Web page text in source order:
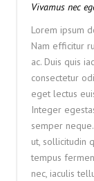
Vivamus nec
Lorem ipsum
Nam efficitur
ac. Duis quis
consectetur
eget lectus
Integer
semper
ut, sollicitudin
tempus
nec, iaculis